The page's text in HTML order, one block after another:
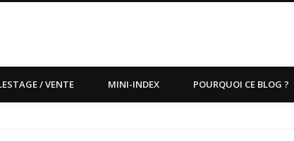
/ VENTE MINI-INDEX POURQUOI CE BLOG ?